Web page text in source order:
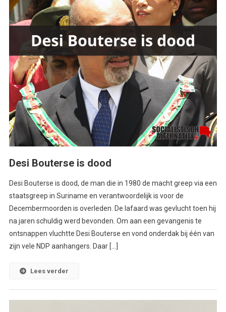
Desi Bouterse is dood
Desi Bouterse is dood, de man die in 1980 de macht greep via een
staatsgreep in Suriname en verantwoordelijk is voor de
Decembermoorden is overleden. De lafaard was gevlucht toen hij
na jaren schuldig werd bevonden. Om aan een gevangenis te
ontsnappen vluchtte Desi Bouterse en vond onderdak bij één van
zijn vele NDP aanhangers. Daar […]
Lees verder